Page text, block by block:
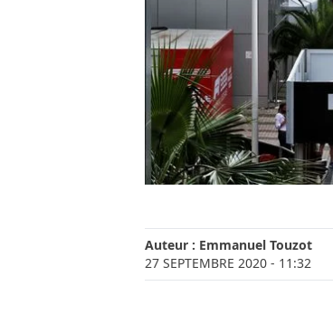
Auteur : Emmanuel Touzot
27 SEPTEMBRE 2020 - 11:32